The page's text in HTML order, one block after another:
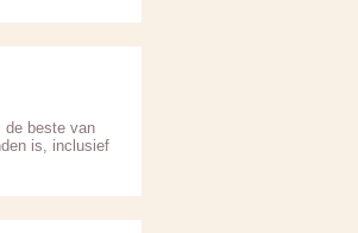
de beste van
is, inclusief